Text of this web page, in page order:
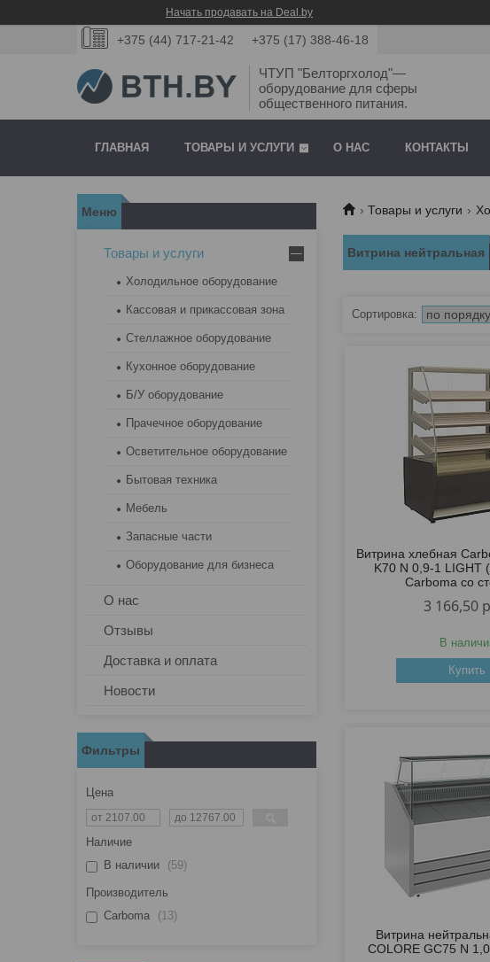
Начать продавать на Deal.by
+375 (44) 717-21-42 +375 (17) 388-46-18
ЧТУП "Белторгхолод"—
оборудование для сферы
общественного питания.
ГЛАВНАЯ ТОВАРЫ И УСЛУГИ О НАС КОНТАКТЫ
Товары и услуги
Витрина нейтральная
Витрина хлебная
K70 N 0,9-1 LIGHT
Carboma со
3 166,50
В
Купить
Витрина
COLORE GC75 N
Товары и услуги
Холодильное оборудование
Кассовая и прикассовая зона
Стеллажное оборудование
Кухонное оборудование
Б/У оборудование
Прачечное оборудование
Осветительное оборудование
Бытовая техника
Мебель
Запасные части
Оборудование для бизнеса
О нас
Отзывы
Доставка и оплата
Новости
Фильтры
Цена
Наличие
В наличии
59
Производитель
Carboma
13